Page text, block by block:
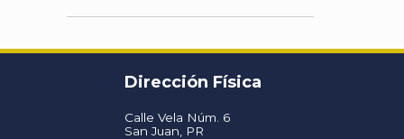
Dirección Física
Calle Vela Núm. 6
San Juan, PR